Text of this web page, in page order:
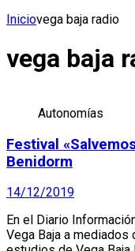
Iniciovega baja radio
vega baja
Autonomías
Festival
Benidorm
14/12/2019
En el Diario
Vega Baja a